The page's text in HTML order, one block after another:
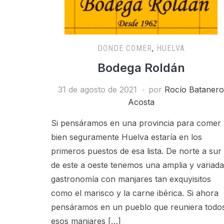
DONDE COMER, HUELVA
Bodega Roldán
31 de agosto de 2021 por Rocío Batanero
Acosta
Si pensáramos en una provincia para comer
bien seguramente Huelva estaría en los
primeros puestos de esa lista. De norte a sur
de este a oeste tenemos una amplia y variada
gastronomía con manjares tan exquyisitos
como el marisco y la carne ibérica. Si ahora
pensáramos en un pueblo que reuniera
esos manjares […]